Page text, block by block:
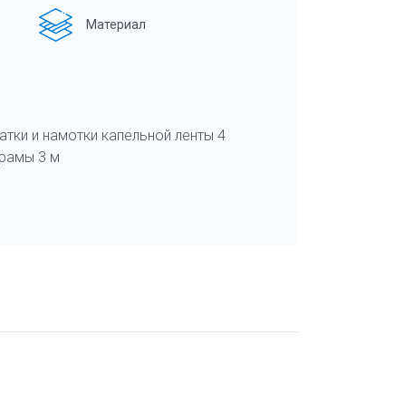
Материал
и намотки капельной ленты 4
3 м